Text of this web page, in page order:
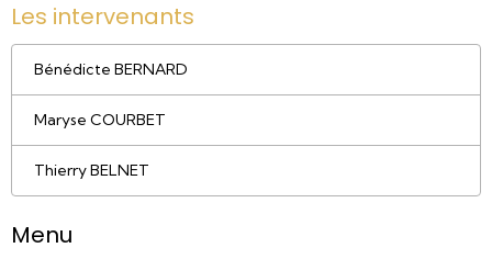
Les intervenants
Bénédicte BERNARD
Maryse COURBET
Thierry BELNET
Menu